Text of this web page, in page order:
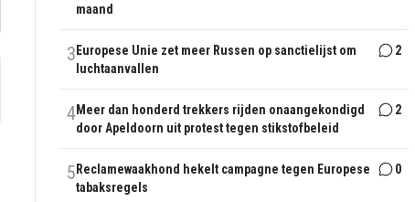
maand
3 Europese Unie zet meer Russen op sanctielijst om
luchtaanvallen
2
4Meer dan honderd trekkers rijden onaangekondigd
door Apeldoorn uit protest tegen stikstofbeleid
2
5 Reclamewaakhond hekelt campagne tegen Europese
tabaksregels
0